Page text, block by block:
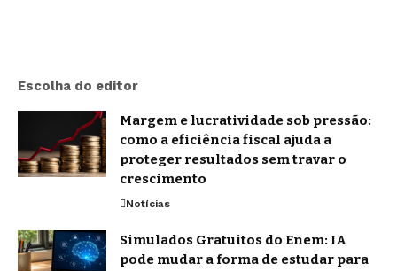
Escolha do editor
Margem e lucratividade sob pressão:
como a eficiência fiscal ajuda a
proteger resultados sem travar o
crescimento
Notícias
Simulados Gratuitos do Enem: IA
pode mudar a forma de estudar para